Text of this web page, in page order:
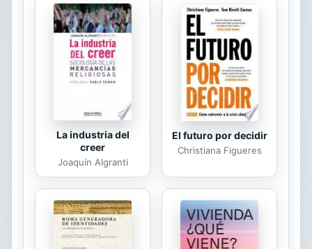
diciembre de 2018. El volumen reúne
de esta manera las investigaciones
más punteras relativas a la historia,
el arte y el patrimonio cultural en
Aragón, actualizando conocimientos
sobre múltiples temas y abriendo
La industria del
creer
Joaquín Algranti
El futuro por decidir
Christiana Figueres